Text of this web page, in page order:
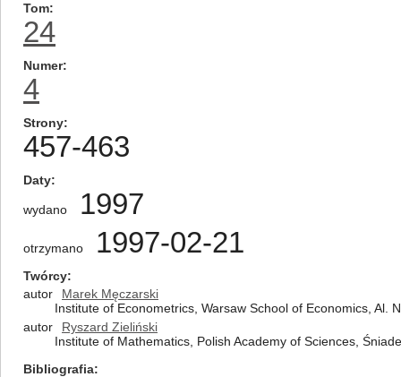
Tom
24
Numer
4
Strony
457-463
Daty
wydano 1997
otrzymano 1997-02-21
Twórcy
autor
Marek Męczarski
Institute of Econometrics, Warsaw School of Economics, Al.
autor
Ryszard Zieliński
Institute of Mathematics, Polish Academy of Sciences,
Bibliografia